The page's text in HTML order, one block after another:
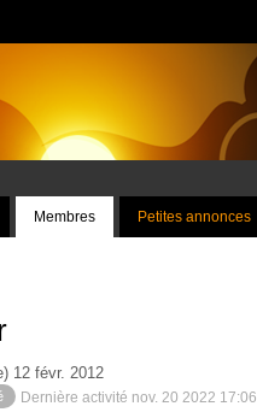
Membres Petites annonces
12 févr. 2012
Dernière activité nov. 20 2022 17:06